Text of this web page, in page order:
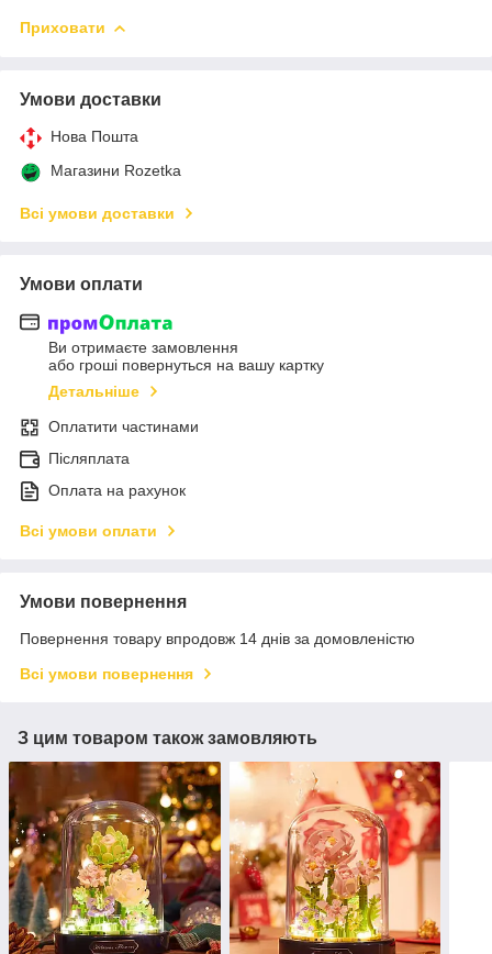
Приховати
Умови доставки
Нова Пошта
Магазини Rozetka
Всі умови доставки
Умови оплати
Ви отримаєте замовлення
або гроші повернуться на вашу картку
Детальніше
Оплатити частинами
Післяплата
Оплата на рахунок
Всі умови оплати
Умови повернення
Повернення товару впродовж 14 днів за домовленістю
Всі умови повернення
З цим товаром також замовляють